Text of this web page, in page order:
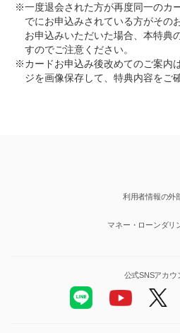
※一度退会された方が再度同一のカ
でにお申込みされている方がその
お申込みいただいた場合、本特典
すのでご注意ください。
※カードお申込み後改めてのご案内
ジを画像保存して、特典内容をご
利用者情報の外
マネー・ローンダリ
公式SNSアカウ